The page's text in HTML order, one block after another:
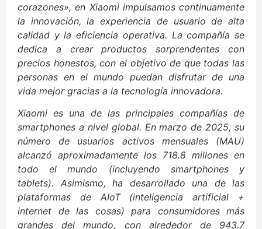
corazones», en Xiaomi impulsamos continuamente
la innovación, la experiencia de usuario de alta
calidad y la eficiencia operativa. La compañía se
dedica a crear productos sorprendentes con
precios honestos, con el objetivo de que todas las
personas en el mundo puedan disfrutar de una
vida mejor gracias a la tecnología innovadora.
Xiaomi es una de las principales compañías de
smartphones a nivel global. En marzo de 2025, su
número de usuarios activos mensuales (MAU)
alcanzó aproximadamente los 718.8 millones en
todo el mundo (incluyendo smartphones y
tablets). Asimismo, ha desarrollado una de las
plataformas de AIoT (inteligencia artificial +
internet de las cosas) para consumidores más
grandes del mundo, con alrededor de 943.7